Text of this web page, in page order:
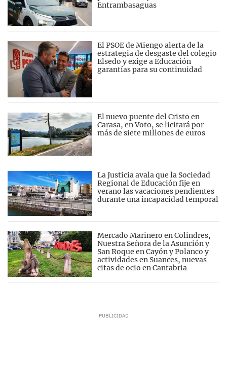
Entrambasaguas
El PSOE de Miengo alerta de la
estrategia de desgaste del colegio
Elsedo y exige a Educación
garantías para su continuidad
El nuevo puente del Cristo en
Carasa, en Voto, se licitará por
más de siete millones de euros
La Justicia avala que la Sociedad
Regional de Educación fije en
verano las vacaciones pendientes
durante una incapacidad temporal
Mercado Marinero en Colindres,
Nuestra Señora de la Asunción y
San Roque en Cayón y Polanco y
actividades en Suances, nuevas
citas de ocio en Cantabria